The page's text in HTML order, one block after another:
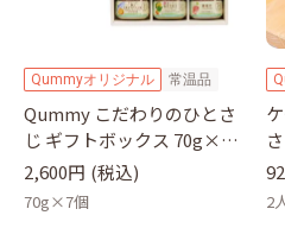
Qummyオリジナル 常温品
Qummy こだわりのひとさ
じ ギフトボックス 70g×7
瓶｜キユーピー
2,600円 (税込)
70g×7個 2